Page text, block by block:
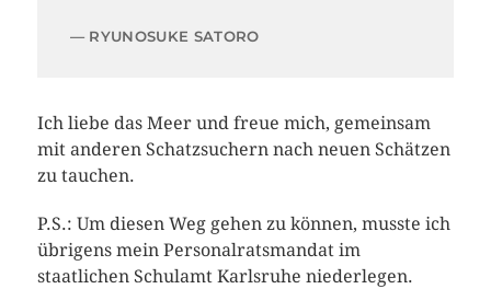
RYUNOSUKE SATORO
Ich liebe das Meer und freue mich, gemeinsam
mit anderen Schatzsuchern nach neuen Schätzen
zu tauchen.
P.S.: Um diesen Weg gehen zu können, musste ich
übrigens mein Personalratsmandat im
staatlichen Schulamt Karlsruhe niederlegen.